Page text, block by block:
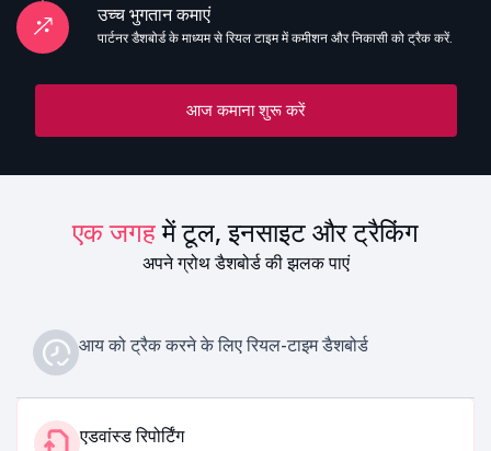
उच्च भुगतान कमाएं
पार्टनर डैशबोर्ड के माध्यम से रियल टाइम में कमीशन और निकासी को ट्रैक करें.
आज कमाना शुरू करें
एक जगहमें टूल, इनसाइट और ट्रैकिंग
अपने ग्रोथ डैशबोर्ड की झलक पाएं
आय को ट्रैक करने के लिए रियल-टाइम डैशबोर्ड
एडवांस्ड रिपोर्टिंग